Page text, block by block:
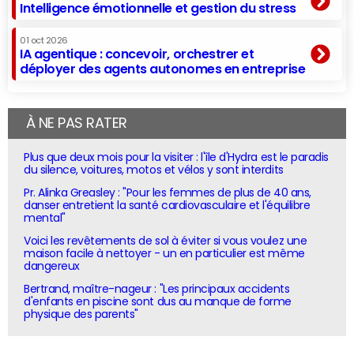
Intelligence émotionnelle et gestion du stress
01 oct 2026
IA agentique : concevoir, orchestrer et
déployer des agents autonomes en entreprise
À NE PAS RATER
Plus que deux mois pour la visiter : l'île d'Hydra est le paradis
du silence, voitures, motos et vélos y sont interdits
Pr. Alinka Greasley : "Pour les femmes de plus de 40 ans,
danser entretient la santé cardiovasculaire et l'équilibre
mental"
Voici les revêtements de sol à éviter si vous voulez une
maison facile à nettoyer - un en particulier est même
dangereux
Bertrand, maître-nageur : "Les principaux accidents
d'enfants en piscine sont dus au manque de forme
physique des parents"